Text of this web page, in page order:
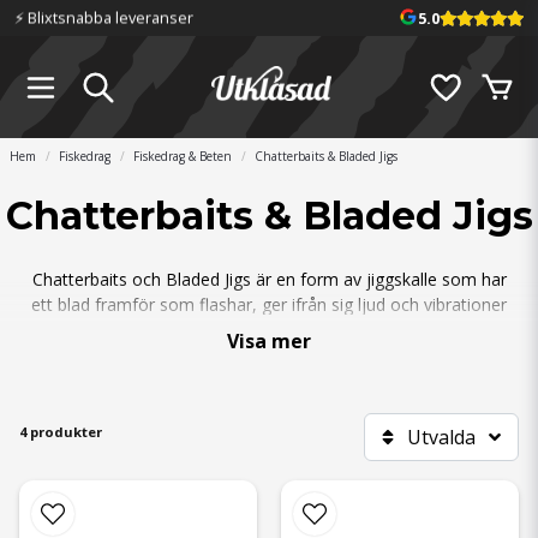
⚡️ Blixtsnabba leveranser 5.0
Hem Fiskedrag Fiskedrag & Beten Chatterbaits & Bladed Jigs
Chatterbaits & Bladed Jigs
Chatterbaits och Bladed Jigs är en form av jiggskalle som har
ett blad framför som flashar, ger ifrån sig ljud och vibrationer
samtidigt som den ger en effektiv oregelbundna gång. Går att fiska
precis som den är, eller så trär man på en valfri jigg på kroken
Populär betestyp till stor abborre
och används uteslutande vissa perioder på året (speciellt
Visa mer
4 produkter Utvalda